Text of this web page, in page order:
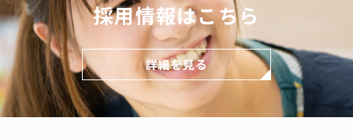
採用情報はこちら
詳細を見る